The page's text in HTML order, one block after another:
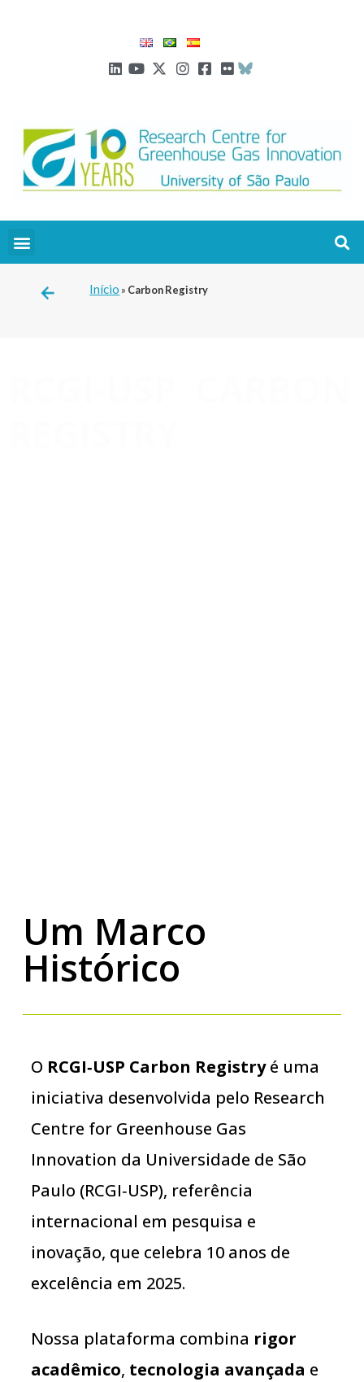
Início » Carbon Registry
Um Marco
Histórico
O RCGI‑USP Carbon Registryé uma
iniciativa desenvolvida pelo Research
Centre for Greenhouse Gas
Innovation da Universidade de São
Paulo (RCGI‑USP), referência
internacional em pesquisa e
inovação, que celebra 10 anos de
excelência em 2025.
Nossa plataforma combina rigor
acadêmico, tecnologia avançada e